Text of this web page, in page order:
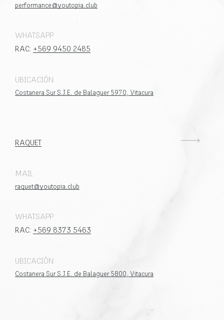
performance@youtopia.club
WHATSAPP
RAC: +569 9450 2485
UBICACIÓN
Costanera Sur S.J.E. de Balaguer 5970, Vitacura
RAQUET
MAIL
raquet@youtopia.club
WHATSAPP
RAC: +569 8373 5463
UBICACIÓN
Costanera Sur S.J.E. de Balaguer 5800, Vitacura